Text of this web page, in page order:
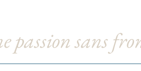
passion sans